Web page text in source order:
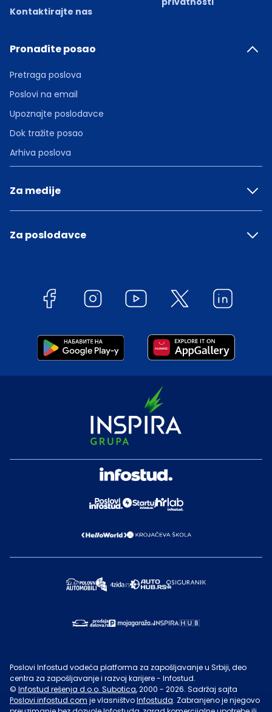
Kontaktirajte nas
Pronađite posao
Pretraga poslova
Poslovi na email
Upoznajte poslodavce
Dok tražite posao
Arhiva poslova
Za medije
Za poslodavce
Poslovi Infostud vodeća platforma za zapošljavanje u Srbiji, deo
centra za zapošljavanje i razvoj karijere - Infostud.
© Infostud rešenja d.o.o. Subotica, 2000 - 2026. Sadržaj sajta
Poslovi.infostud.com je vlasništvoInfostuda. Zabranjeno je njegovo